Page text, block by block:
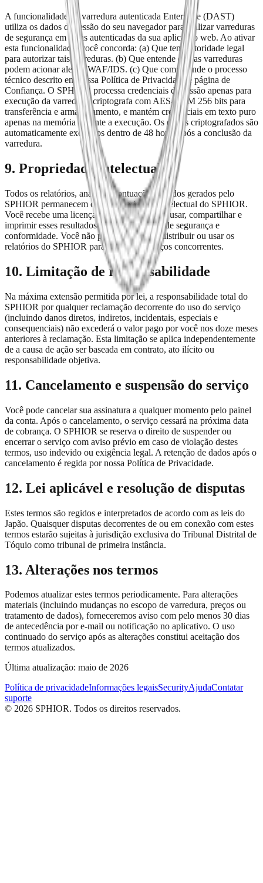
A funcionalidade de varredura autenticada Enterprise (DAST)
utiliza os dados de sessão do seu navegador para realizar varreduras
de segurança em áreas autenticadas da sua aplicação web. Ao ativar
esta funcionalidade, você concorda: (a) Que tem autoridade legal
para autorizar tais varreduras. (b) Que entende que as varreduras
podem acionar alertas WAF/IDS. (c) Que compreende o processo
técnico descrito em nossa Política de Privacidade e página de
Confiança. O SPHIOR processa credenciais de sessão apenas para
execução da varredura, criptografa com AES-GCM 256 bits para
transferência e armazenamento, e mantém credenciais em texto puro
apenas na memória durante a execução. Os dados criptografados são
automaticamente excluídos dentro de 48 horas após a conclusão da
varredura.
9. Propriedade intelectual
Todos os relatórios, análises, pontuações e dados gerados pelo
SPHIOR permanecem como propriedade intelectual do SPHIOR.
Você recebe uma licença não exclusiva para usar, compartilhar e
imprimir esses resultados para fins internos de segurança e
conformidade. Você não pode revender, redistribuir ou usar os
relatórios do SPHIOR para construir serviços concorrentes.
10. Limitação de responsabilidade
Na máxima extensão permitida por lei, a responsabilidade total do
SPHIOR por qualquer reclamação decorrente do uso do serviço
(incluindo danos diretos, indiretos, incidentais, especiais e
consequenciais) não excederá o valor pago por você nos doze meses
anteriores à reclamação. Esta limitação se aplica independentemente
de a causa de ação ser baseada em contrato, ato ilícito ou
responsabilidade objetiva.
11. Cancelamento e suspensão do serviço
Você pode cancelar sua assinatura a qualquer momento pelo painel
da conta. Após o cancelamento, o serviço cessará na próxima data
de cobrança. O SPHIOR se reserva o direito de suspender ou
encerrar o serviço com aviso prévio em caso de violação destes
termos, uso indevido ou exigência legal. A retenção de dados após o
cancelamento é regida por nossa Política de Privacidade.
12. Lei aplicável e resolução de disputas
Estes termos são regidos e interpretados de acordo com as leis do
Japão. Quaisquer disputas decorrentes de ou em conexão com estes
termos estarão sujeitas à jurisdição exclusiva do Tribunal Distrital de
Tóquio como tribunal de primeira instância.
13. Alterações nos termos
Podemos atualizar estes termos periodicamente. Para alterações
materiais (incluindo mudanças no escopo de varredura, preços ou
tratamento de dados), forneceremos aviso com pelo menos 30 dias
de antecedência por e-mail ou notificação no aplicativo. O uso
continuado do serviço após as alterações constitui aceitação dos
termos atualizados.
Última atualização: maio de 2026
Política de privacidadeInformações legaisSecurityAjudaContatar
suporte
© 2026 SPHIOR. Todos os direitos reservados.